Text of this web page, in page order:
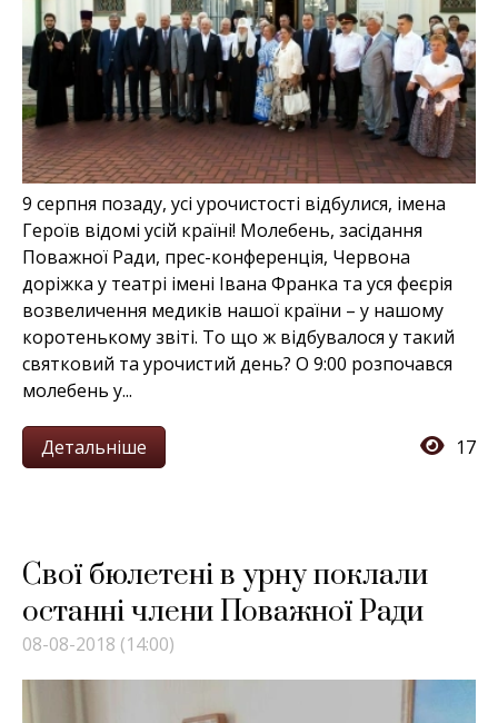
9 серпня позаду, усі урочистості відбулися, імена
Героїв відомі усій країні! Молебень, засідання
Поважної Ради, прес-конференція, Червона
доріжка у театрі імені Івана Франка та уся феєрія
возвеличення медиків нашої країни – у нашому
коротенькому звіті. То що ж відбувалося у такий
святковий та урочистий день? О 9:00 розпочався
молебень у...
Детальніше 17
Свої бюлетені в урну поклали
останні члени Поважної Ради
08-08-2018 (14:00)